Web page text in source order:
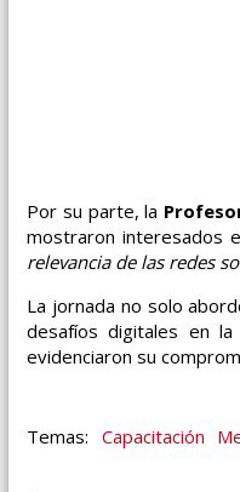
Por su parte, la
mostraron interesados
relevancia de las redes
La jornada no solo
desafíos digitales en la
evidenciaron su
Capacitación